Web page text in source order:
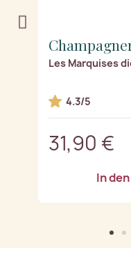
Les Marquises
4.3/5
31,90 €
In